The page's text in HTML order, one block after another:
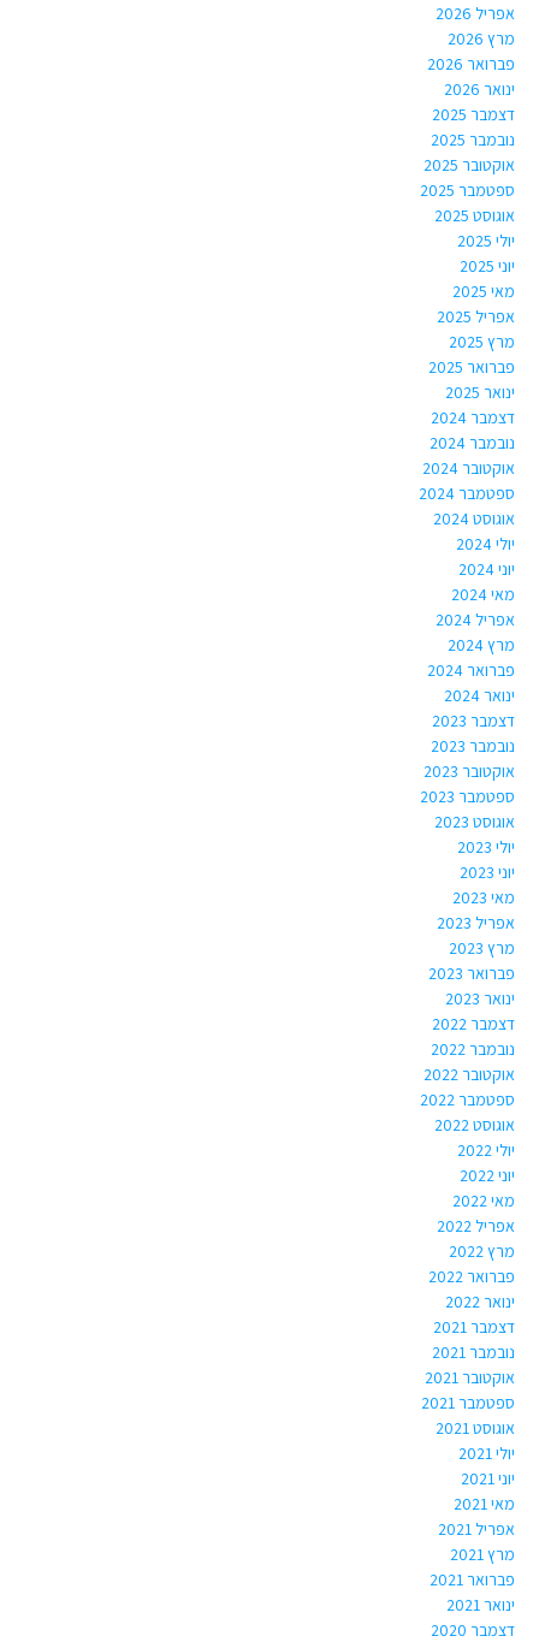
אפריל 2026
מרץ 2026
פברואר 2026
ינואר 2026
דצמבר 2025
נובמבר 2025
אוקטובר 2025
ספטמבר 2025
אוגוסט 2025
יולי 2025
יוני 2025
מאי 2025
אפריל 2025
מרץ 2025
פברואר 2025
ינואר 2025
דצמבר 2024
נובמבר 2024
אוקטובר 2024
ספטמבר 2024
אוגוסט 2024
יולי 2024
יוני 2024
מאי 2024
אפריל 2024
מרץ 2024
פברואר 2024
ינואר 2024
דצמבר 2023
נובמבר 2023
אוקטובר 2023
ספטמבר 2023
אוגוסט 2023
יולי 2023
יוני 2023
מאי 2023
אפריל 2023
מרץ 2023
פברואר 2023
ינואר 2023
דצמבר 2022
נובמבר 2022
אוקטובר 2022
ספטמבר 2022
אוגוסט 2022
יולי 2022
יוני 2022
מאי 2022
אפריל 2022
מרץ 2022
פברואר 2022
ינואר 2022
דצמבר 2021
נובמבר 2021
אוקטובר 2021
ספטמבר 2021
אוגוסט 2021
יולי 2021
יוני 2021
מאי 2021
אפריל 2021
מרץ 2021
פברואר 2021
ינואר 2021
דצמבר 2020